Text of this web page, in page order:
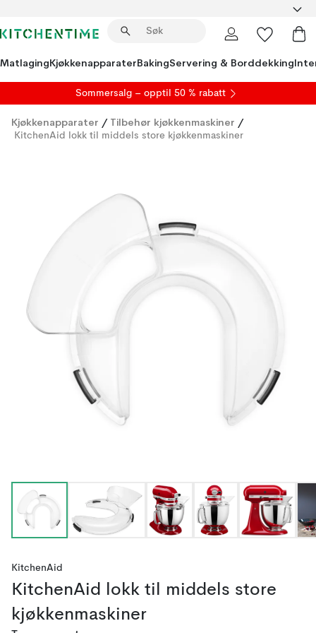
MatlagingKjøkkenapparaterBakingServering & Borddekking
Sommersalg – opptil 50 % rabatt
Kjøkkenapparater / Tilbehør kjøkkenmaskiner /
KitchenAid lokk til middels store kjøkkenmaskiner
KitchenAid
KitchenAid lokk til middels store
kjøkkenmaskiner